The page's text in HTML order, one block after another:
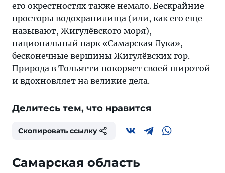
его окрестностях также немало. Бескрайние
просторы водохранилища (или, как его еще
называют, Жигулёвского моря),
национальный парк «Самарская Лука»,
бесконечные вершины Жигулёвских гор.
Природа в Тольятти покоряет своей широтой
и вдохновляет на великие дела.
Делитесь тем, что нравится
Скопировать ссылку
Самарская область